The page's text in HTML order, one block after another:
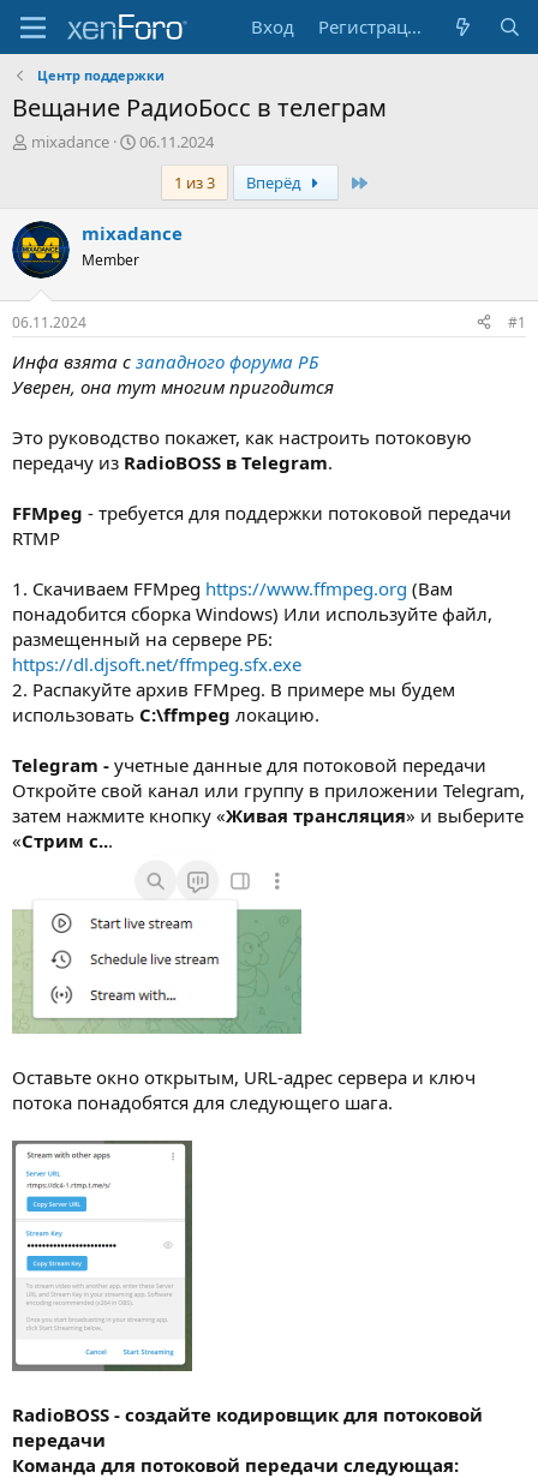
Вход Регистрация
Центр поддержки
Вещание РадиоБосс в телеграм
А
р
т
е
м
ы
mixadance
Д
н
а
06.11.2024
1 из 3
Вперёд
mixadance
Member
06.11.2024 #1
Инфа взята с западного форума РБ
Уверен, она тут многим пригодится
Это руководство покажет, как настроить потоковую
передачу из RadioBOSS в Telegram.
FFMpeg - требуется для поддержки потоковой передачи
RTMP
1. Скачиваем FFMpeg https://www.ffmpeg.org (Вам
понадобится сборка Windows) Или используйте файл,
размещенный на сервере РБ:
https://dl.djsoft.net/ffmpeg.sfx.exe
2. Распакуйте архив FFMpeg. В примере мы будем
использовать C:\ffmpeg локацию.
Telegram - учетные данные для потоковой передачи
Откройте свой канал или группу в приложении Telegram,
затем нажмите кнопку «Живая трансляция» и выберите
«Стрим с...
Оставьте окно открытым, URL-адрес сервера и ключ
потока понадобятся для следующего шага.
RadioBOSS - создайте кодировщик для потоковой
передачи
Команда для потоковой передачи следующая: